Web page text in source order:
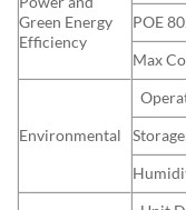
Green Energy
Efficiency
POE
Max
Environmental